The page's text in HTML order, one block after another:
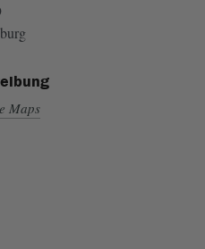
Maps